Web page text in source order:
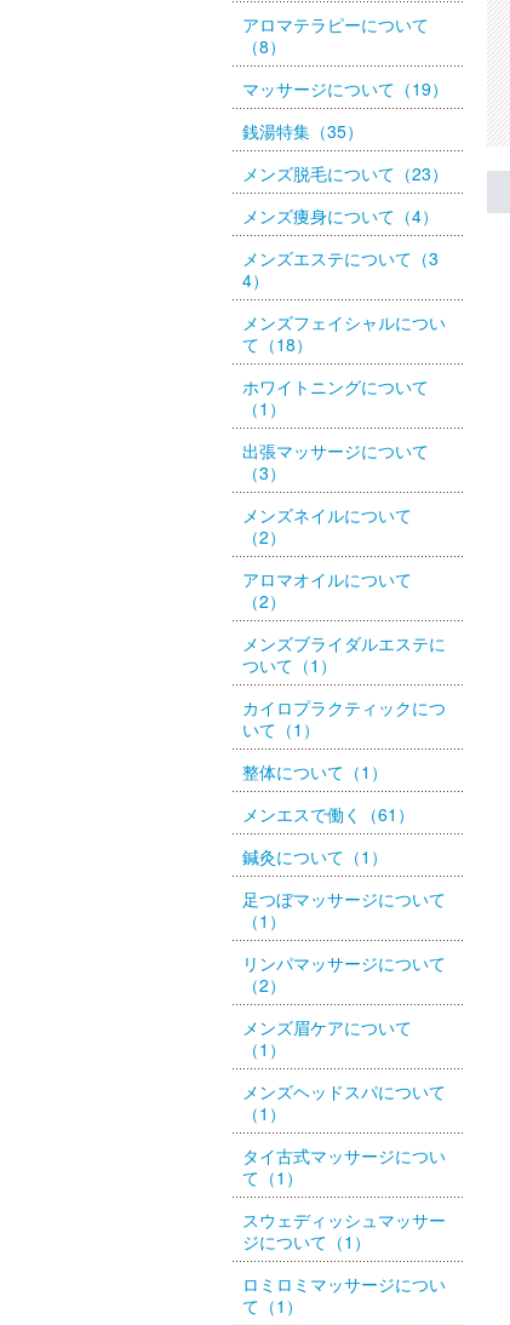
アロマテラピーについて
（8）
マッサージについて（19）
銭湯特集（35）
メンズ脱毛について（23）
メンズ痩身について（4）
メンズエステについて（3
4）
メンズフェイシャルについ
て（18）
ホワイトニングについて
（1）
出張マッサージについて
（3）
メンズネイルについて
（2）
アロマオイルについて
（2）
メンズブライダルエステに
ついて（1）
カイロプラクティックにつ
いて（1）
整体について（1）
メンエスで働く（61）
鍼灸について（1）
足つぼマッサージについて
（1）
リンパマッサージについて
（2）
メンズ眉ケアについて
（1）
メンズヘッドスパについて
（1）
タイ古式マッサージについ
て（1）
スウェディッシュマッサー
ジについて（1）
ロミロミマッサージについ
て（1）